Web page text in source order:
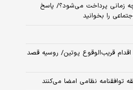
زمانی پرداخت می‌شود؟/ پاسخ
را بخوانید
اقدام قریب‌الوقوع پوتین/ روسیه قصد